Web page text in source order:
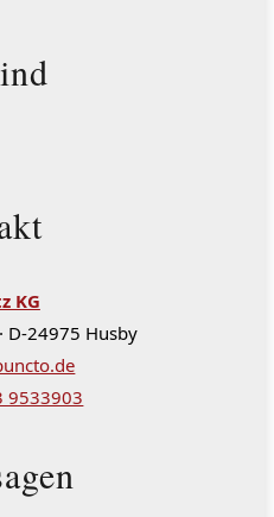
KG
D-24975 Husby
9533903